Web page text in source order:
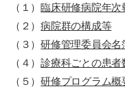
（１）臨床研修病院年次
（２）病院群の構成等
（３）研修管理委員会名
（４）診療科ごとの患者
（５）研修プログラム概